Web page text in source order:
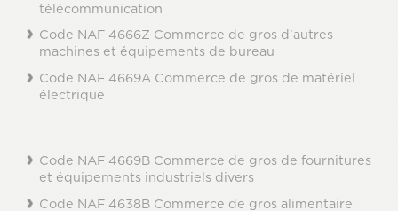
télécommunication
Code NAF 4666Z Commerce de gros d'autres
machines et équipements de bureau
Code NAF 4669A Commerce de gros de matériel
électrique
Code NAF 4669B Commerce de gros de fournitures
et équipements industriels divers
Code NAF 4638B Commerce de gros alimentaire